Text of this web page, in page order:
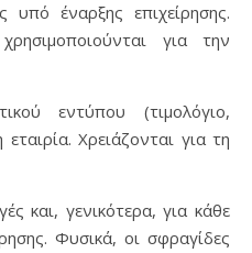
υπό έναρξης επιχείρησης.
για την
εντύπου (τιμολόγιο,
Χρειάζονται για τη
και, γενικότερα, για κάθε
Φυσικά, οι σφραγίδες